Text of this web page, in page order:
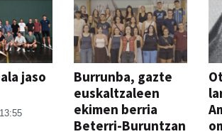
jaso
Burrunba, gazte
euskaltzaleen
ekimen berria
Beterri-Buruntzan